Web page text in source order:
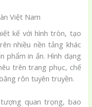
Việt Nam
kế với hình tròn, tạo
nhiều nền tảng khác
phẩm in ấn. Hình dạng
trên trang phục, chế
rôn tuyên truyền.
quan trọng, bao